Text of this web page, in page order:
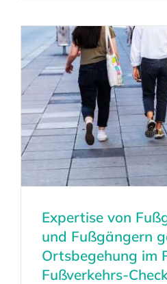
Expertise von
und Fußgängern
Ortsbegehung im
Fußverkehrs-